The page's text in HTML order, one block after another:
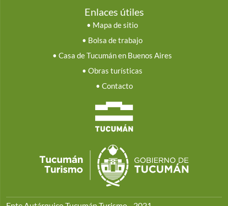
Enlaces útiles
• Mapa de sitio
• Bolsa de trabajo
• Casa de Tucumán en Buenos Aires
• Obras turísticas
• Contacto